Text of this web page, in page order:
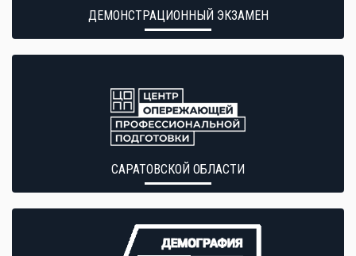
ДЕМОНСТРАЦИОННЫЙ ЭКЗАМЕН
САРАТОВСКОЙ ОБЛАСТИ